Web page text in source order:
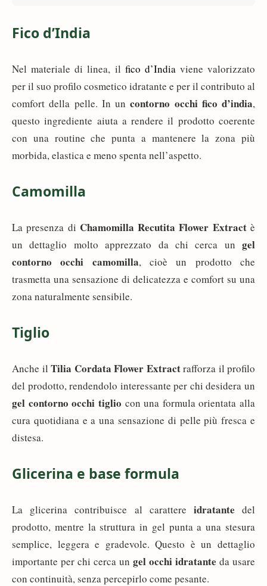
Fico d’India
Nel materiale di linea, il fico d’Indiaviene valorizzato
per il suo profilo cosmetico idratante e per il contributo al
comfort della pelle. In uncontorno occhi fico d’india,
questo ingrediente aiuta a rendere il prodotto coerente
con una routine che punta a mantenere la zona più
morbida, elastica e meno spenta nell’aspetto.
Camomilla
La presenza di Chamomilla Recutita Flower Extractè
un dettaglio molto apprezzato da chi cerca un gel
contorno occhi camomilla, cioè un prodotto che
trasmetta una sensazione di delicatezza e comfort su una
zona naturalmente sensibile.
Tiglio
Anche il Tilia Cordata Flower Extractrafforza il profilo
del prodotto, rendendolo interessante per chi desidera un
gel contorno occhi tiglio con una formula orientata alla
cura quotidiana e a una sensazione di pelle più fresca e
distesa.
Glicerina e base formula
La glicerina contribuisce al carattere idratante del
prodotto, mentre la struttura in gel punta a una stesura
semplice, leggera e gradevole. Questo è un dettaglio
importante per chi cerca un gel occhi idratante da usare
con continuità, senza percepirlo come pesante.